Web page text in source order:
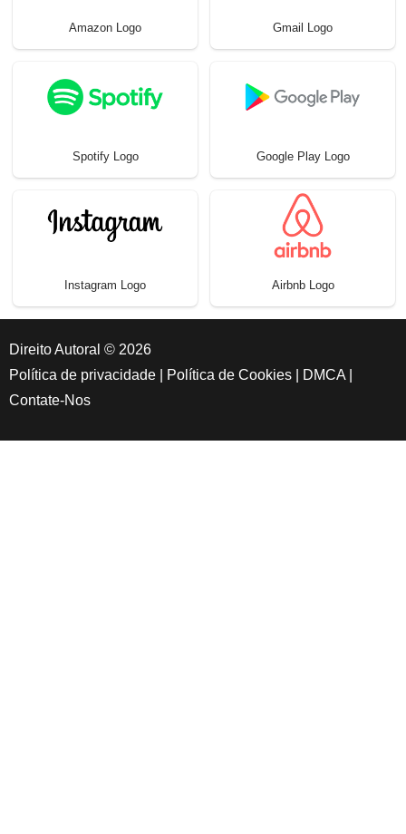
Amazon Logo Gmail Logo
Spotify Logo Google Play Logo
Instagram Logo Airbnb Logo
Direito Autoral © 2026
Política de privacidade
Política de Cookies DMCA
Contate-Nos